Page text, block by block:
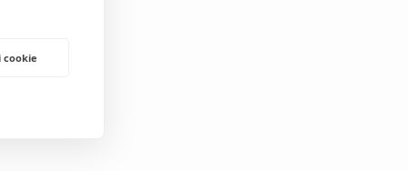
cookie